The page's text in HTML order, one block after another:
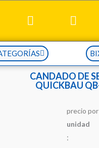
CANDADO DE
QUICKBAU
precio por
unidad
: